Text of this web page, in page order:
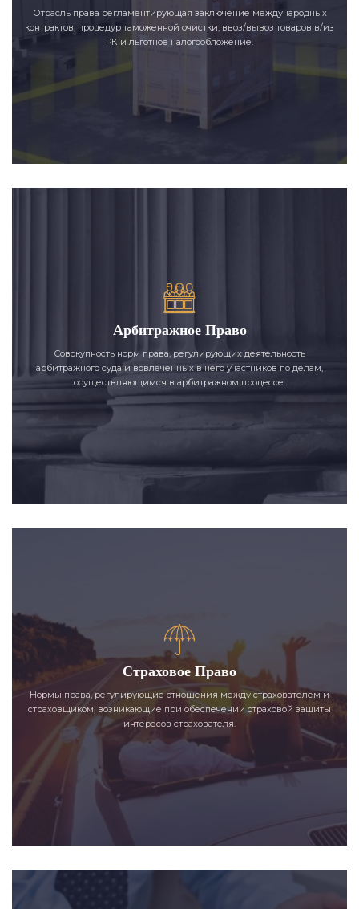
Отрасль права регламентирующая заключение международных
контрактов, процедур таможенной очистки, ввоз/вывоз товаров в/из
РК и льготное налогообложение.
Арбитражное Право
Совокупность норм права, регулирующих деятельность
арбитражного суда и вовлеченных в него участников по делам,
осуществляющимся в арбитражном процессе.
Страховое Право
Нормы права, регулирующие отношения между страхователем и
страховщиком, возникающие при обеспечении страховой защиты
интересов страхователя.